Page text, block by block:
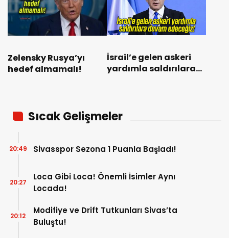
Zelensky Rusya’yı
hedef almamalı!
İsrail’e gelen askeri
yardımla saldırılara
Sıcak Gelişmeler
Sivasspor Sezona 1 Puanla Başladı!
20:49
Loca Gibi Loca! Önemli İsimler Aynı
Locada!
20:27
Modifiye ve Drift Tutkunları Sivas’ta
Buluştu!
20:12